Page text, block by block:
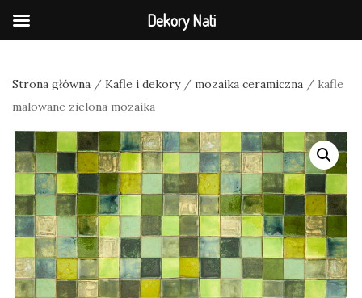
Strona główna / Kafle i dekory/ mozaika ceramiczna / kafle
malowane zielona mozaika
Dekory Nati